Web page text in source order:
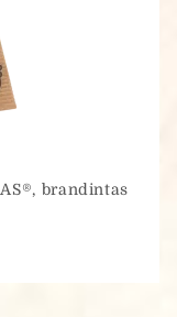
brandintas